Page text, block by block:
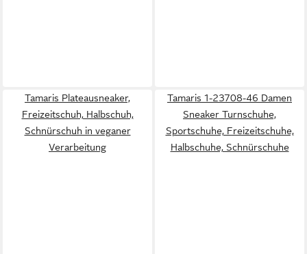
Tamaris Plateausneaker,
Freizeitschuh, Halbschuh,
Schnürschuh in veganer
Verarbeitung
Tamaris 1-23708-46 Damen
Sneaker Turnschuhe,
Sportschuhe, Freizeitschuhe,
Halbschuhe, Schnürschuhe